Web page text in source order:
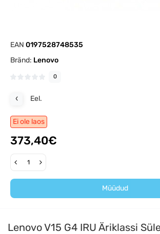
EAN 0197528748535
Bränd: Lenovo
0
Eel.
Ei ole laos
373,40€
Müüdud
Lenovo V15 G4 IRU Äriklassi